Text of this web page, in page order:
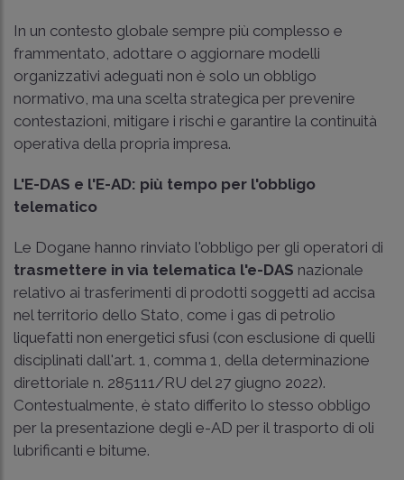
In un contesto globale sempre più complesso e
frammentato, adottare o aggiornare modelli
organizzativi adeguati non è solo un obbligo
normativo, ma una scelta strategica per prevenire
contestazioni, mitigare i rischi e garantire la continuità
operativa della propria impresa.
L'E-DAS e l'E-AD: più tempo per l'obbligo
telematico
Le Dogane hanno rinviato l'obbligo per gli operatori di
trasmettere in via telematica l'e-DAS nazionale
relativo ai trasferimenti di prodotti soggetti ad accisa
nel territorio dello Stato, come i gas di petrolio
liquefatti non energetici sfusi (con esclusione di quelli
disciplinati dall'art. 1, comma 1, della determinazione
direttoriale n. 285111/RU del 27 giugno 2022).
Contestualmente, è stato differito lo stesso obbligo
per la presentazione degli e-AD per il trasporto di oli
lubrificanti e bitume.